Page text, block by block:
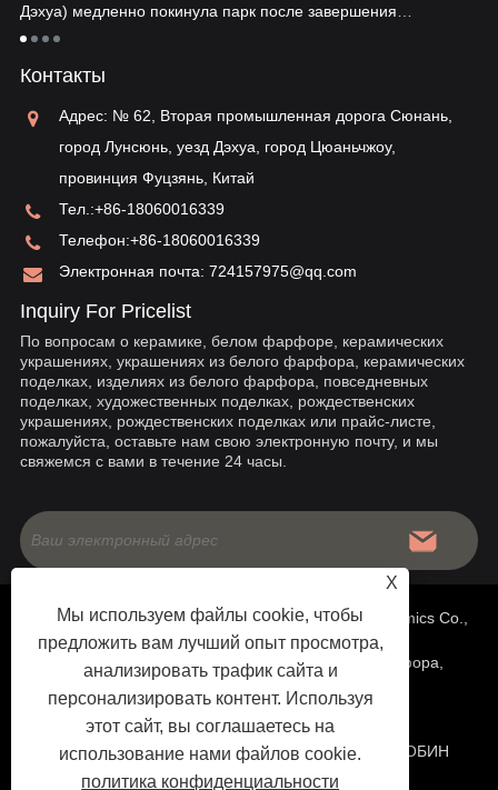
Дэхуа) медленно покинула парк после завершения
таможенного оформления...
Контакты
Адрес: № 62, Вторая промышленная дорога Сюнань,
город Лунсюнь, уезд Дэхуа, город Цюаньчжоу,
провинция Фуцзянь, Китай
Тел.:+86-18060016339
Телефон:+86-18060016339
Электронная почта: 724157975@qq.com
Inquiry For Pricelist
По вопросам о керамике, белом фарфоре, керамических
украшениях, украшениях из белого фарфора, керамических
поделках, изделиях из белого фарфора, повседневных
поделках, художественных поделках, рождественских
украшениях, рождественских поделках или прайс-листе,
пожалуйста, оставьте нам свою электронную почту, и мы
свяжемся с вами в течение 24 часы.
Copyright © 2020 China Fujian Dehua Jinruixiang Ceramics Co.,
Ltd - Китайская керамика, украшения из белого фарфора,
поделки из белого фарфора - Все права защищены.
ТЕХНИЧЕСКАЯ ПОДДЕРЖКА САЙТА:СЕТЬ ТЯНЬЮ РОБИН
X
Мы используем файлы cookie, чтобы
предложить вам лучший опыт просмотра,
анализировать трафик сайта и
персонализировать контент. Используя
этот сайт, вы соглашаетесь на
использование нами файлов cookie.
политика конфиденциальности